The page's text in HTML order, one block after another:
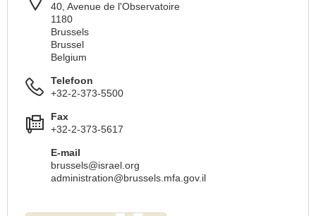
40, Avenue de l'Observatoire
1180
Brussels
Brussel
Belgium
Telefoon
+32-2-373-5500
Fax
+32-2-373-5617
E-mail
brussels@israel.org
administration@brussels.mfa.gov.il